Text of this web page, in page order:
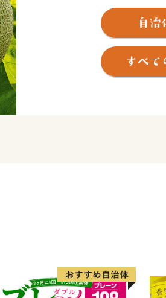
ンド「クラウンメロン」や
す。豊かな自然と古い歴史
来を先取る 日本一健康文
よろしくお願いします。